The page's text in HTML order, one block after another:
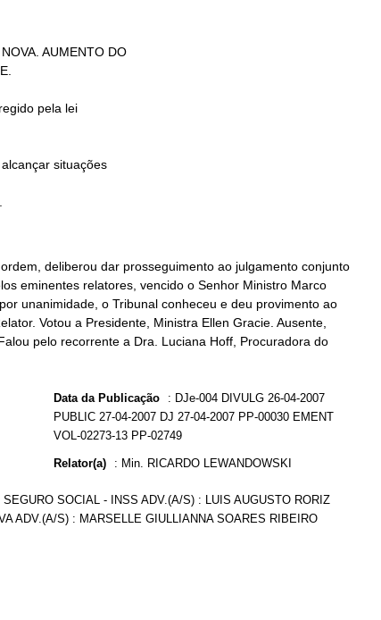
AUMENTO DO
deliberou dar prosseguimento ao julgamento conjunto
eminentes relatores, vencido o Senhor Ministro Marco
unanimidade, o Tribunal conheceu e deu provimento ao
Votou a Presidente, Ministra Ellen Gracie. Ausente,
pelo recorrente a Dra. Luciana Hoff, Procuradora do
Data da Publicação : DJe-004 DIVULG 26-04-2007
PUBLIC 27-04-2007 DJ 27-04-2007 PP-00030 EMENT
VOL-02273-13 PP-02749
Relator(a) : Min. RICARDO LEWANDOWSKI
SOCIAL - INSS ADV.(A/S) : LUIS AUGUSTO RORIZ
ADV.(A/S) : MARSELLE GIULLIANNA SOARES RIBEIRO